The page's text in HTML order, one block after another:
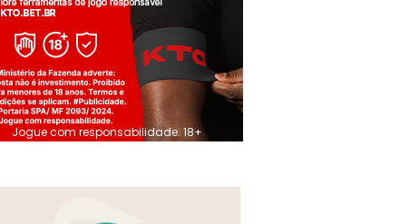
Jogue com responsabilidade. 18+